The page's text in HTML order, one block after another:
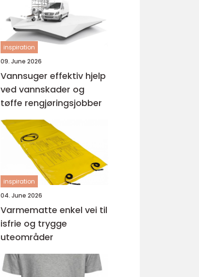
inspiration
09. June 2026
Vannsuger effektiv hjelp
ved vannskader og
tøffe rengjøringsjobber
inspiration
04. June 2026
Varmematte enkel vei til
isfrie og trygge
uteområder